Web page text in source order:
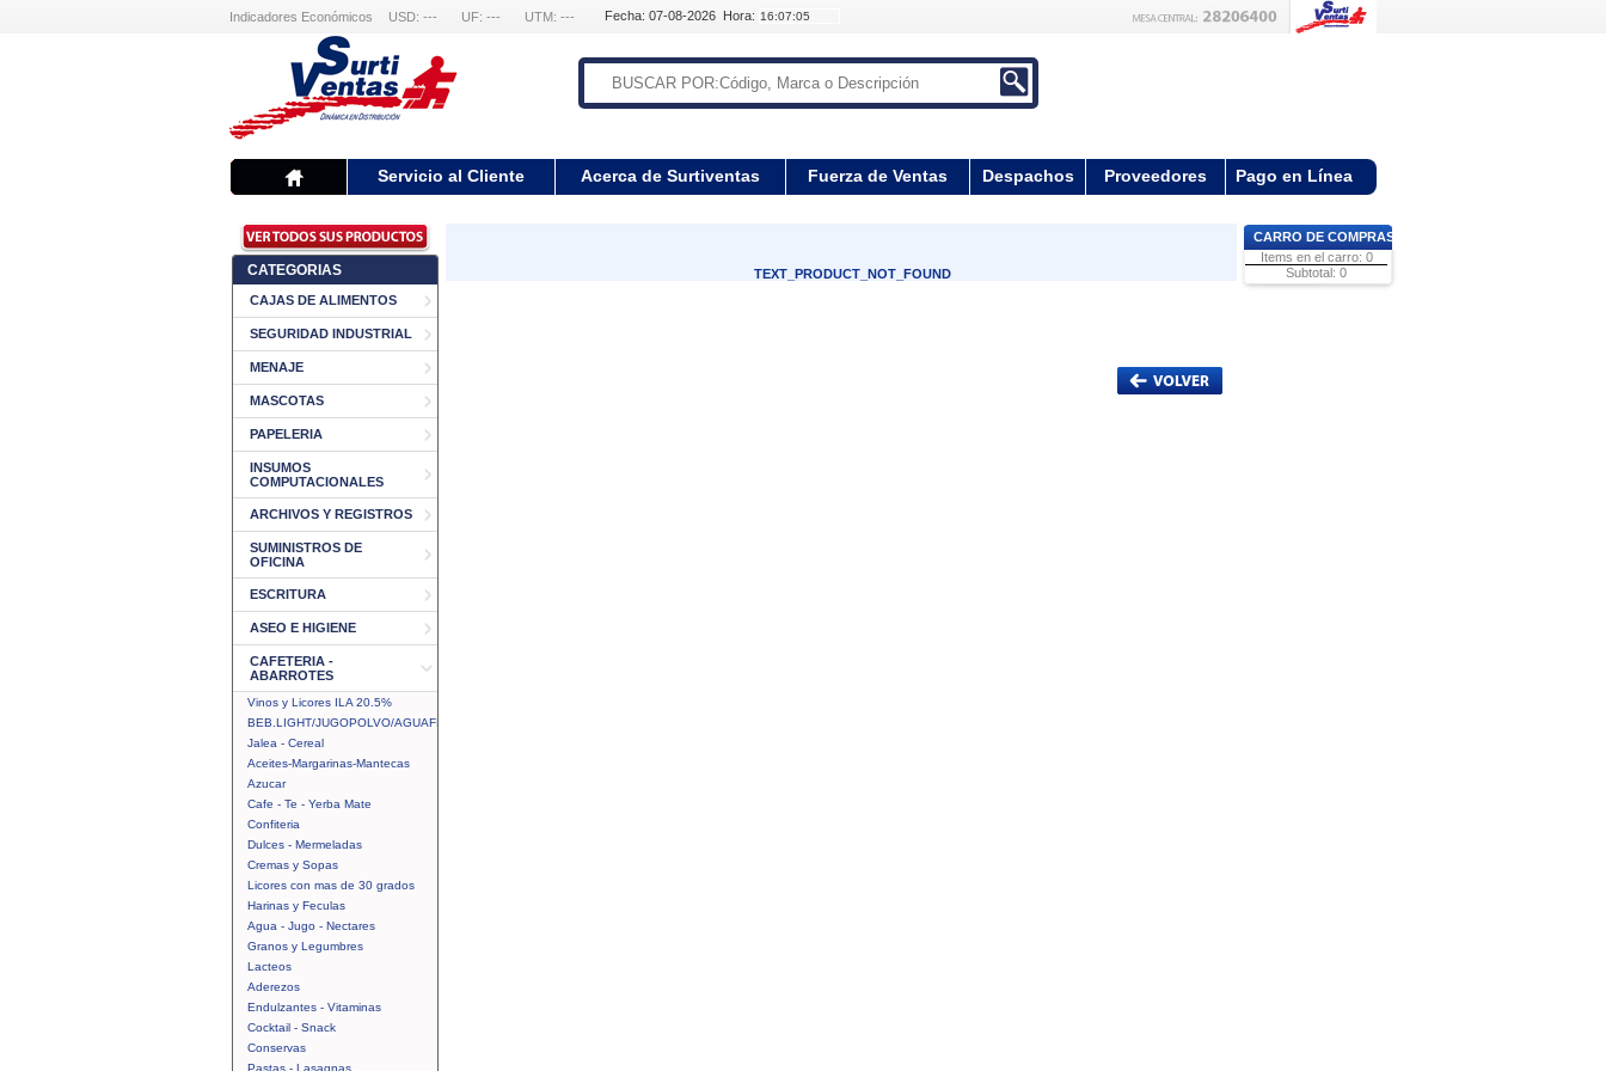
Indicadores Económicos USD: --- UF: --- UTM: --- Fecha: 07-08-2026 Hora:
Servicio al Cliente Acerca de Surtiventas Fuerza de Ventas Despachos Proveedores Pago en Línea
CATEGORIAS
CAJAS DE ALIMENTOS
SEGURIDAD INDUSTRIAL
MENAJE
MASCOTAS
PAPELERIA
INSUMOS
COMPUTACIONALES
ARCHIVOS Y REGISTROS
SUMINISTROS DE
OFICINA
ESCRITURA
ASEO E HIGIENE
CAFETERIA -
ABARROTES
Vinos y Licores ILA 20.5%
BEB.LIGHT/JUGOPOLVO/AGUAFRUTAL
Jalea - Cereal
Aceites-Margarinas-Mantecas
Azucar
Cafe - Te - Yerba Mate
Confiteria
Dulces - Mermeladas
Cremas y Sopas
Licores con mas de 30 grados
Harinas y Feculas
Agua - Jugo - Nectares
Granos y Legumbres
Lacteos
Aderezos
Endulzantes - Vitaminas
Cocktail - Snack
Conservas
Pastas - Lasagnas
TEXT_PRODUCT_NOT_FOUND
CARRO DE COMPRAS
Items en el carro: 0
Subtotal: 0